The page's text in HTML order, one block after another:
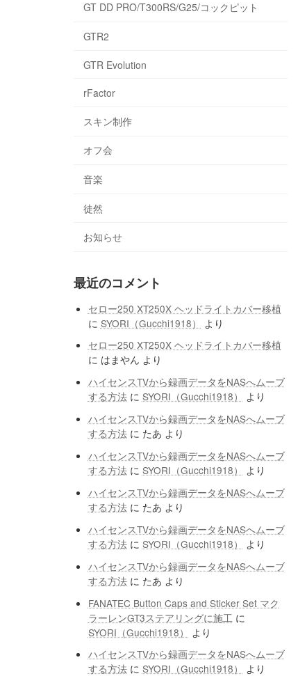
GT DD PRO/T300RS/G25/コックピット
GTR2
GTR Evolution
rFactor
スキン制作
オフ会
音楽
徒然
お知らせ
最近のコメント
セロー250 XT250X ヘッドライトカバー移植
に SYORI（Gucchi1918）
より
セロー250 XT250X ヘッドライトカバー移植
に はまやん より
ハイセンスTVから録画データをNASへムーブ
する方法に SYORI（Gucchi1918）
より
ハイセンスTVから録画データをNASへムーブ
する方法に たあ より
ハイセンスTVから録画データをNASへムーブ
する方法に SYORI（Gucchi1918）
より
ハイセンスTVから録画データをNASへムーブ
する方法に たあ より
ハイセンスTVから録画データをNASへムーブ
する方法に SYORI（Gucchi1918）
より
ハイセンスTVから録画データをNASへムーブ
する方法に たあ より
FANATEC Button Caps and Sticker Set マク
ラーレンGT3ステアリングに施工 に
SYORI（Gucchi1918）
より
ハイセンスTVから録画データをNASへムーブ
する方法に SYORI（Gucchi1918） より